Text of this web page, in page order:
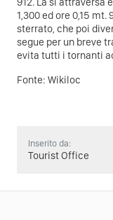
1,300 ed ore 0,15
sterrato, che poi
segue per un breve
evita tutti i tornanti
Fonte: Wikiloc
Inserito da:
Tourist Office